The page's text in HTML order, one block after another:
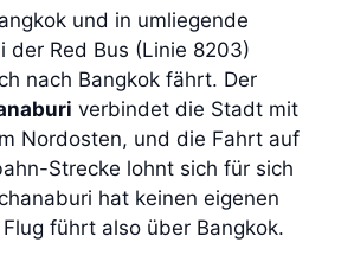
und in umliegende
der Red Bus (Linie 8203)
nach Bangkok fährt. Der
verbindet die Stadt mit
Nordosten, und die Fahrt auf
Strecke lohnt sich für sich
hat keinen eigenen
führt also über Bangkok.